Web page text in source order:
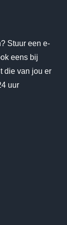
Stuur een e-
eens bij
die van jou er
uur